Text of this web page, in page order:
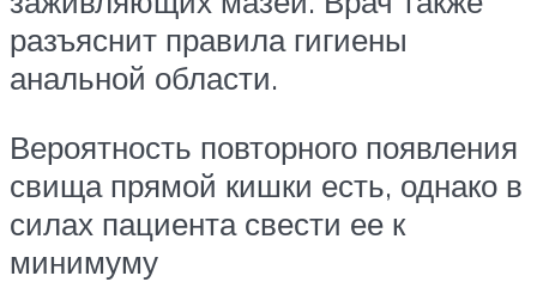
разъяснит правила гигиены
анальной области.
Вероятность повторного появления
свища прямой кишки есть, однако в
силах пациента свести ее к
минимуму